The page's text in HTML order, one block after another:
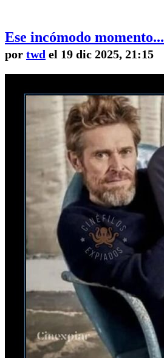
Ese incómodo momento...
por twd el 19 dic 2025, 21:15